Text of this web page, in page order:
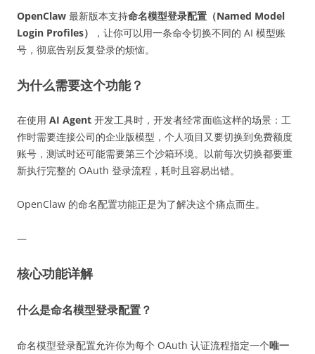
OpenClaw 最新版本支持命名模型登录配置（Named Model
Login Profiles）
，让你可以用一条命令切换不同的 AI 模型账
号，彻底告别反复登录的烦恼。
为什么需要这个功能？
在使用 AI Agent 开发工具时，开发者经常面临这样的场景：工
作时需要连接公司的企业版模型，个人项目又要切换到免费额度
账号，测试时还可能需要第三个沙箱环境。以前每次切换都要重
新执行完整的 OAuth 登录流程，耗时且容易出错。
OpenClaw 的命名配置功能正是为了解决这个痛点而生。
—
核心功能详解
什么是命名模型登录配置？
命名模型登录配置允许你为每个 OAuth 认证流程指定一个唯一